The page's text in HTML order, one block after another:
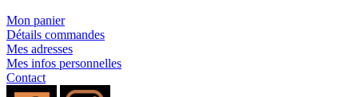
Mon panier
Détails commandes
Mes adresses
Mes infos personnelles
Contact